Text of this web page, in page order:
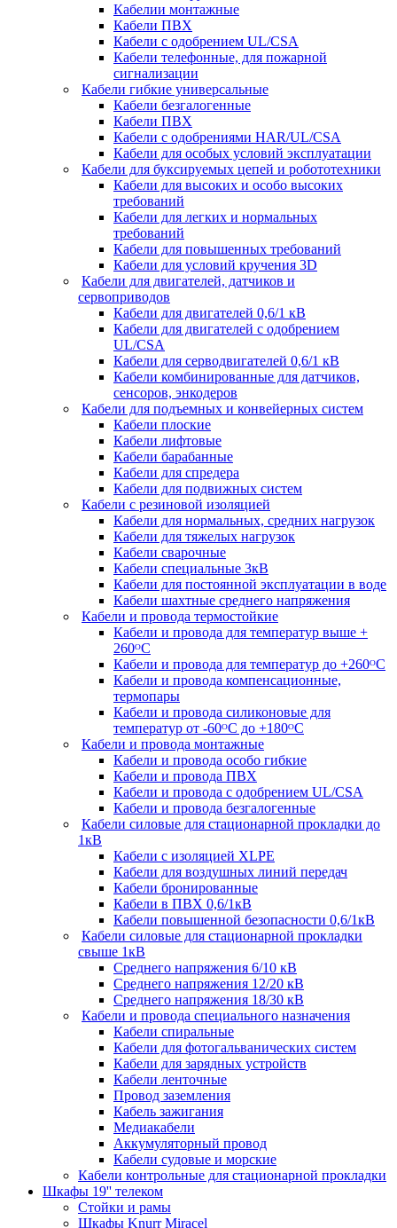
Кабелии монтажные
Кабели ПВХ
Кабели с одобрением UL/CSA
Кабели телефонные, для пожарной
сигнализации
Кабели гибкие универсальные
Кабели безгалогенные
Кабели ПВХ
Кабели с одобрениями HAR/UL/CSA
Кабели для особых условий эксплуатации
Кабели для буксируемых цепей и робототехники
Кабели для высоких и особо высоких
требований
Кабели для легких и нормальных
требований
Кабели для повышенных требований
Кабели для условий кручения 3D
Кабели для двигателей, датчиков и
сервоприводов
Кабели для двигателей 0,6/1 кВ
Кабели для двигателей с одобрением
UL/CSA
Кабели для серводвигателей 0,6/1 кВ
Кабели комбинированные для датчиков,
cенсоров, энкодеров
Кабели для подъемных и конвейерных систем
Кабели плоские
Кабели лифтовые
Кабели барабанные
Кабели для спредера
Кабели для подвижных систем
Кабели с резиновой изоляцией
Кабели для нормальных, средних нагрузок
Кабели для тяжелых нагрузок
Кабели сварочные
Кабели специальные 3кВ
Кабели для постоянной эксплуатации в воде
Кабели шахтные среднего напряжения
Кабели и провода термостойкие
Кабели и провода для температур выше +
260ᴼС
Кабели и провода для температур до +260ᴼС
Кабели и провода компенсационные,
термопары
Кабели и провода силиконовые для
температур от -60ᴼC до +180ᴼС
Кабели и провода монтажные
Кабели и провода особо гибкие
Кабели и провода ПВХ
Кабели и провода с одобрением UL/CSA
Кабели и провода безгалогенные
Кабели силовые для стационарной прокладки до
1кВ
Кабели c изоляцией XLPE
Кабели для воздушных линий передач
Кабели бронированные
Кабели в ПВХ 0,6/1кВ
Кабели повышенной безопасности 0,6/1кВ
Кабели силовые для стационарной прокладки
свыше 1кВ
Среднего напряжения 6/10 кВ
Среднего напряжения 12/20 кВ
Среднего напряжения 18/30 кВ
Кабели и провода специального назначения
Кабели спиральные
Кабели для фотогальванических систем
Кабели для зарядных устройств
Кабели ленточные
Провод заземления
Кабель зажигания
Медиакабели
Аккумуляторный провод
Кабели судовые и морские
Кабели контрольные для стационарной прокладки
Шкафы 19'' телеком
Стойки и рамы
Шкафы Knurr Miracel